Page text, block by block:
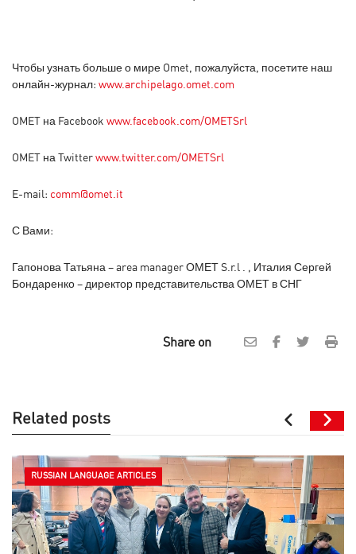
Чтобы узнать больше о мире Omet, пожалуйста, посетите наш
онлайн-журнал: www.archipelago.omet.com
OMET на Facebook www.facebook.com/OMETSrl
OMET на Twitter www.twitter.com/OMETSrl
E-mail: comm@omet.it
С Вами:
Гапонова Татьяна – area manager ОМЕТ S.r.l . , Италия Сергей
Бондаренко – директор представительства ОМЕТ в СНГ
Share on
Related posts
RUSSIAN LANGUAGE ARTICLES